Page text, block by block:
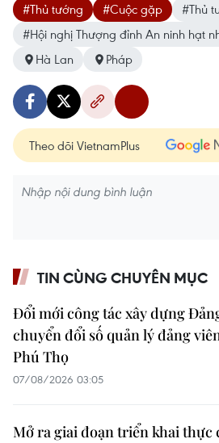
#Thủ tướng #Cuộc gặp
#Thủ
#Hội nghị Thượng đỉnh An ninh hạt
Hà Lan
Pháp
Theo dõi VietnamPlus
TIN CÙNG CHUYÊN MỤC
Đổi mới công tác xây dựng
chuyển đổi số quản lý đảng
Phú Thọ
07/08/2026 03:05
Mở ra giai đoạn triển khai thực